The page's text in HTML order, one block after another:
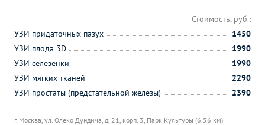
г. Москва, ул. Олеко Дундича, д. 21, корп. 3, Парк Культуры (6.56 км)
Стоимость, руб.:
УЗИ придаточных пазух
1450
УЗИ плода 3D
1990
УЗИ селезенки
1990
УЗИ мягких тканей
2290
УЗИ простаты (предстательной железы)
2390